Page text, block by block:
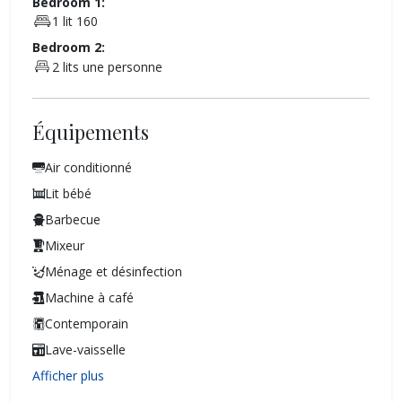
1 lit 160
Bedroom 2:
2 lits une personne
Équipements
Air conditionné
Lit bébé
Barbecue
Mixeur
Ménage et désinfection
Machine à café
Contemporain
Lave-vaisselle
Afficher plus